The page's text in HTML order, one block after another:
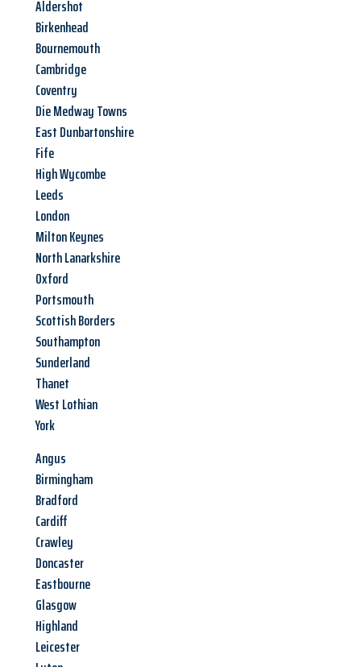
Aldershot
Birkenhead
Bournemouth
Cambridge
Coventry
Die Medway Towns
East Dunbartonshire
Fife
High Wycombe
Leeds
London
Milton Keynes
North Lanarkshire
Oxford
Portsmouth
Scottish Borders
Southampton
Sunderland
Thanet
West Lothian
York
Angus
Birmingham
Bradford
Cardiff
Crawley
Doncaster
Eastbourne
Glasgow
Highland
Leicester